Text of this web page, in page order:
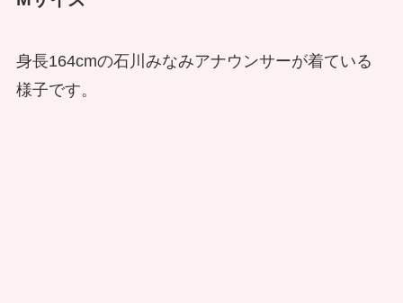
身長164cmの石川みなみアナウンサーが着ている
様子です。